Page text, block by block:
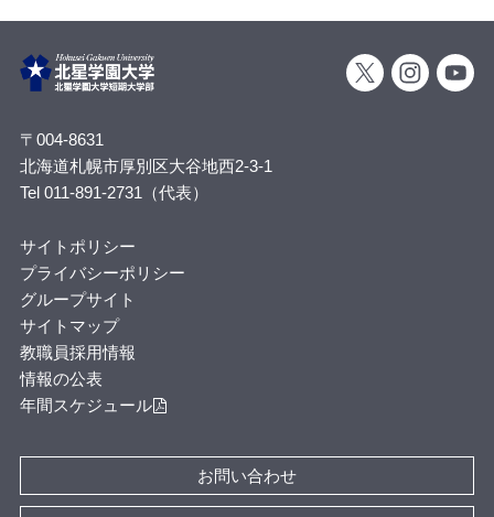
〒004-8631
北海道札幌市厚別区大谷地西2-3-1
Tel 011-891-2731（代表）
サイトポリシー
プライバシーポリシー
グループサイト
サイトマップ
教職員採用情報
情報の公表
年間スケジュール
お問い合わせ